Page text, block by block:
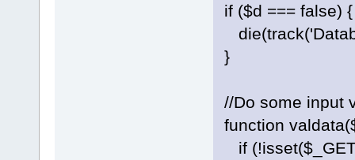
if ($d === false) {
}
//Do some input
function
if